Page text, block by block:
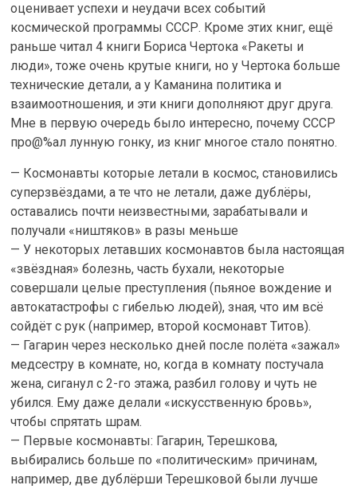
оценивает успехи и неудачи всех событий
космической программы СССР. Кроме этих книг, ещё
раньше читал 4 книги Бориса Чертока «Ракеты и
люди», тоже очень крутые книги, но у Чертока больше
технические детали, а у Каманина политика и
взаимоотношения, и эти книги дополняют друг друга.
Мне в первую очередь было интересно, почему СССР
про@%ал лунную гонку, из книг многое стало понятно.
— Космонавты которые летали в космос, становились
суперзвёздами, а те что не летали, даже дублёры,
оставались почти неизвестными, зарабатывали и
получали «ништяков» в разы меньше
— У некоторых летавших космонавтов была настоящая
«звёздная» болезнь, часть бухали, некоторые
совершали целые преступления (пьяное вождение и
автокатастрофы с гибелью людей), зная, что им всё
сойдёт с рук (например, второй космонавт Титов).
— Гагарин через несколько дней после полёта «зажал»
медсестру в комнате, но, когда в комнату постучала
жена, сиганул с 2-го этажа, разбил голову и чуть не
убился. Ему даже делали «искусственную бровь»,
чтобы спрятать шрам.
— Первые космонавты: Гагарин, Терешкова,
выбирались больше по «политическим» причинам,
например, две дублёрши Терешковой были лучше